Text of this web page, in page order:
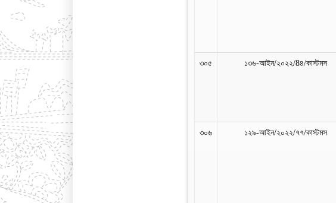
৩০৫ ১৩৬-আইন/২০২২/8৪/কাস্টমস
৩০৬ ১২৯-আইন/২০২২/৭৭/কাস্টমস